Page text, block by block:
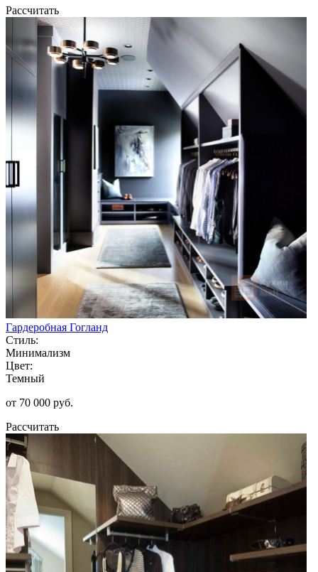
Рассчитать
Гардеробная Гогланд
Стиль:
Минимализм
Цвет:
Темный
от 70 000 руб.
Рассчитать